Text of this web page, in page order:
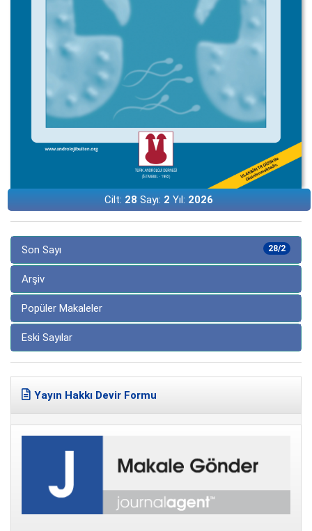
Cilt: 28 Sayı: 2 Yıl: 2026
28/2
Son Sayı
Arşiv
Popüler Makaleler
Eski Sayılar
Yayın Hakkı Devir Formu